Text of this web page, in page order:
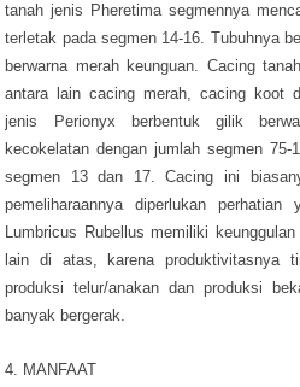
tanah jenis Pheretima segmennya
terletak pada segmen 14-16. Tubuhnya
berwarna merah keunguan. Cacing
antara lain cacing merah, cacing koot
jenis Perionyx berbentuk gilik
kecokelatan dengan jumlah segmen
segmen 13 dan 17. Cacing ini
pemeliharaannya diperlukan
Lumbricus Rubellus memiliki
lain di atas, karena produktivitasnya
produksi telur/anakan dan produksi
banyak bergerak.
4. MANFAAT